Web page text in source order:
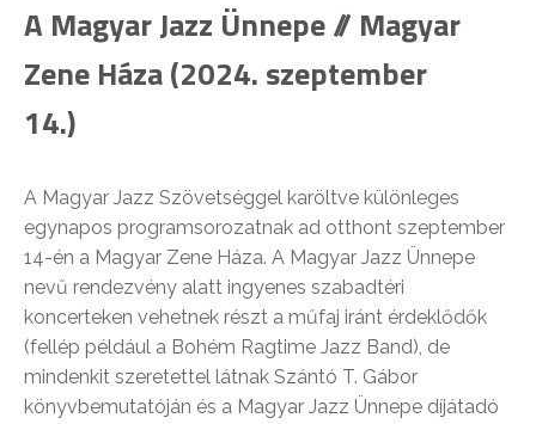
A Magyar Jazz Ünnepe // Magyar
Zene Háza (2024. szeptember
14.)
A Magyar Jazz Szövetséggel karöltve különleges
egynapos programsorozatnak ad otthont szeptember
14-én a Magyar Zene Háza. A Magyar Jazz Ünnepe
nevű rendezvény alatt ingyenes szabadtéri
koncerteken vehetnek részt a műfaj iránt érdeklődők
(fellép például a Bohém Ragtime Jazz Band), de
mindenkit szeretettel látnak Szántó T. Gábor
könyvbemutatóján és a Magyar Jazz Ünnepe díjátadó